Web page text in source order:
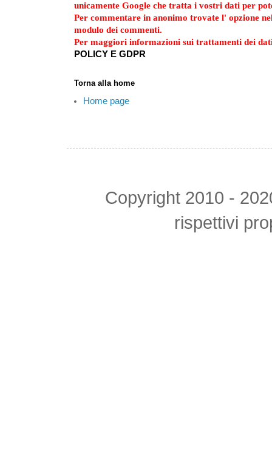
unicamente Google che tratta i vostri dati per
Per commentare in anonimo trovate l' opzione
modulo dei commenti.
Per maggiori informazioni sui trattamenti dei
POLICY E GDPR
Torna alla home
Home page
Copyright 2010 -
rispettivi